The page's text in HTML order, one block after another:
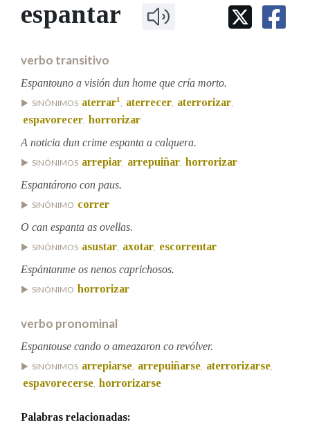
IDENTIDADE CORPORATIVA
MARCIAL DEL ADALID
FIGURAS HOMENAXEADAS
PRIMAVERA DAS LETRAS
PORTAL DAS PALABRAS
Facebook
TwitterYoutubeInstagram
Bluesky
BUSCAR NOS LEMAS
Remata por
Nas definicións
Nos exemplos
Na fraseoloxía
OUTRAS OPCIÓNS DE BUSCA
espantar
verbo transitivo
Espantouno a visión dun home que cría morto.
SINÓNIMOS aterrar1, aterrecer, aterrorizar,
espavorecer, horrorizar
A noticia dun crime espanta a calquera.
SINÓNIMOS arrepiar, arrepuiñar, horrorizar
Espantárono con paus.
SINÓNIMO correr
O can espanta as ovellas.
SINÓNIMOS asustar, axotar, escorrentar
Espántanme os nenos caprichosos.
SINÓNIMO horrorizar
verbo pronominal
Espantouse cando o ameazaron co revólver.
SINÓNIMOS arrepiarse, arrepuiñarse, aterrorizarse,
espavorecerse, horrorizarse
Palabras relacionadas: